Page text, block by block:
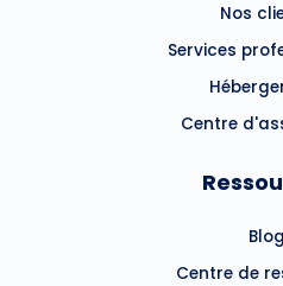
Nos
Services
Centre
Blog
Centre de